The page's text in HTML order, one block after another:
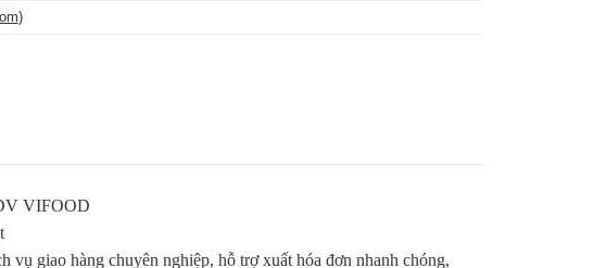
)
VIFOOD
vụ giao hàng chuyên nghiệp, hỗ trợ xuất hóa đơn nhanh chóng,